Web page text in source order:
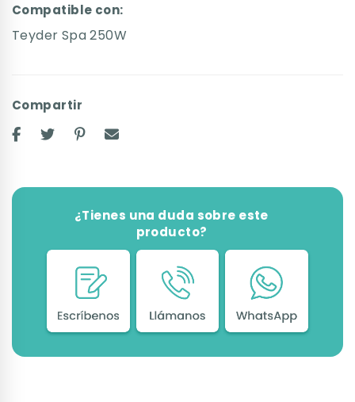
Compatible con:
Teyder Spa 250W
Compartir
¿Tienes una duda sobre este
producto?